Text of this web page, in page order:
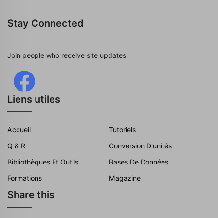
Stay Connected
Join people who receive site updates.
Liens utiles
Accueil
Tutoriels
Q & R
Conversion D'unités
Bibliothèques Et Outils
Bases De Données
Formations
Magazine
Share this